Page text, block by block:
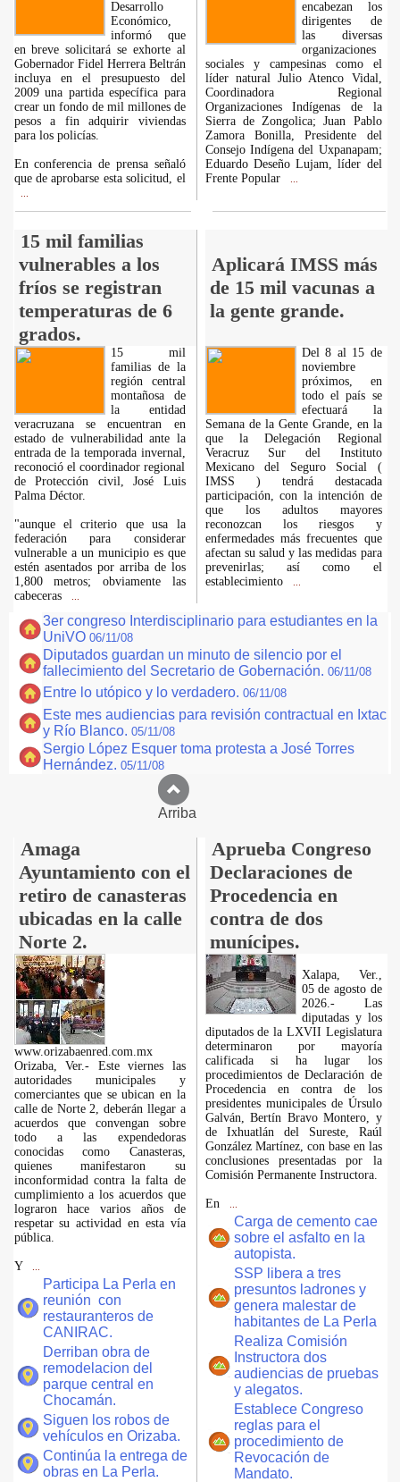
Desarrollo
Económico,
informó que
en breve solicitará se exhorte al
Gobernador Fidel Herrera Beltrán
incluya en el presupuesto del
2009 una partida específica para
crear un fondo de mil millones de
pesos a fin adquirir viviendas
para los policías.
En conferencia de prensa señaló
que de aprobarse esta solicitud, el
encabezan los
dirigentes de
las diversas
organizaciones
sociales y campesinas como el
líder natural Julio Atenco Vidal,
Coordinadora Regional
Organizaciones Indígenas de la
Sierra de Zongolica; Juan Pablo
Zamora Bonilla, Presidente del
Consejo Indígena del Uxpanapam;
Eduardo Deseño Lujam, líder del
Frente Popular
15 mil familias
vulnerables a los
fríos se registran
temperaturas de 6
grados.
Aplicará IMSS más
de 15 mil vacunas a
la gente grande.
15 mil
familias de la
región central
montañosa de
la entidad
veracruzana se encuentran en
estado de vulnerabilidad ante la
entrada de la temporada invernal,
reconoció el coordinador regional
de Protección civil, José Luis
Palma Déctor.
"aunque el criterio que usa la
federación para considerar
vulnerable a un municipio es que
estén asentados por arriba de los
1,800 metros; obviamente las
cabeceras
Del 8 al 15 de
noviembre
próximos, en
todo el país se
efectuará la
Semana de la Gente Grande, en la
que la Delegación Regional
Veracruz Sur del Instituto
Mexicano del Seguro Social (
IMSS ) tendrá destacada
participación, con la intención de
que los adultos mayores
reconozcan los riesgos y
enfermedades más frecuentes que
afectan su salud y las medidas para
prevenirlas; así como el
establecimiento
3er congreso Interdisciplinario para estudiantes en la
UniVO 06/11/08
Diputados guardan un minuto de silencio por el
fallecimiento del Secretario de Gobernación. 06/11/08
Entre lo utópico y lo verdadero. 06/11/08
Este mes audiencias para revisión contractual en Ixtac
y Río Blanco. 05/11/08
Sergio López Esquer toma protesta a José Torres
Hernández. 05/11/08
Arriba
Amaga
Ayuntamiento con el
retiro de canasteras
ubicadas en la calle
Norte 2.
Aprueba Congreso
Declaraciones de
Procedencia en
contra de dos
munícipes.
www.orizabaenred.com.mx
Orizaba, Ver.- Este viernes las
autoridades municipales y
comerciantes que se ubican en la
calle de Norte 2, deberán llegar a
acuerdos que convengan sobre
todo a las expendedoras
conocidas como Canasteras,
quienes manifestaron su
inconformidad contra la falta de
cumplimiento a los acuerdos que
lograron hace varios años de
respetar su actividad en esta vía
pública.
Y
Participa La Perla en
reunión con
restauranteros de
CANIRAC.
Derriban obra de
remodelacion del
parque central en
Chocamán.
Siguen los robos de
vehículos en Orizaba.
Continúa la entrega de
obras en La Perla.
Xalapa, Ver.,
05 de agosto de
2026.- Las
diputadas y los
diputados de la LXVII Legislatura
determinaron por mayoría
calificada si ha lugar los
procedimientos de Declaración de
Procedencia en contra de los
presidentes municipales de Úrsulo
Galván, Bertín Bravo Montero, y
de Ixhuatlán del Sureste, Raúl
González Martínez, con base en las
conclusiones presentadas por la
Comisión Permanente Instructora.
En
Carga de cemento cae
sobre el asfalto en la
autopista.
SSP libera a tres
presuntos ladrones y
genera malestar de
habitantes de La Perla
Realiza Comisión
Instructora dos
audiencias de pruebas
y alegatos.
Establece Congreso
reglas para el
procedimiento de
Revocación de
Mandato.